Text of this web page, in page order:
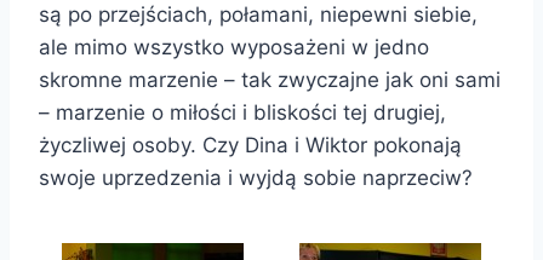
są po przejściach, połamani, niepewni siebie,
ale mimo wszystko wyposażeni w jedno
skromne marzenie – tak zwyczajne jak oni sami
– marzenie o miłości i bliskości tej drugiej,
życzliwej osoby. Czy Dina i Wiktor pokonają
swoje uprzedzenia i wyjdą sobie naprzeciw?